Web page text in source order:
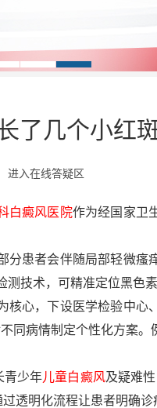
了几个小红
进入在线答疑区
白癜风医院作为经国家卫
患者会伴随局部轻微瘙
技术，可精准定位黑色
心，下设医学检验中心
同病情制定个性化方案
青少年儿童白癜风及疑难
透明化流程让患者明确诊